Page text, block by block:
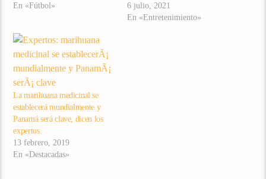
En «Fútbol»
6 julio, 2021
En «Entretenimiento»
La marihuana medicinal se
establecerá mundialmente y
Panamá será clave, dicen los
expertos.
13 febrero, 2019
En «Destacadas»